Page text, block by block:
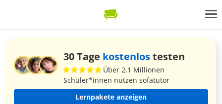
30 Tage kostenlostesten
Über 2,1 Millionen
Schüler*innen nutzen sofatutor
Lernpakete anzeigen